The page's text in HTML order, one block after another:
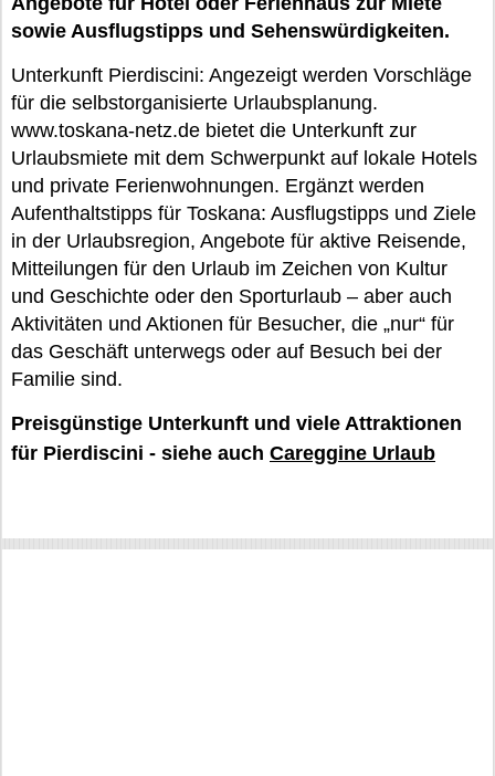
sowie Ausflugstipps und Sehenswürdigkeiten.
Unterkunft Pierdiscini: Angezeigt werden Vorschläge
für die selbstorganisierte Urlaubsplanung.
www.toskana-netz.de bietet die Unterkunft zur
Urlaubsmiete mit dem Schwerpunkt auf lokale Hotels
und private Ferienwohnungen. Ergänzt werden
Aufenthaltstipps für Toskana: Ausflugstipps und Ziele
in der Urlaubsregion, Angebote für aktive Reisende,
Mitteilungen für den Urlaub im Zeichen von Kultur
und Geschichte oder den Sporturlaub – aber auch
Aktivitäten und Aktionen für Besucher, die „nur“ für
das Geschäft unterwegs oder auf Besuch bei der
Familie sind.
Preisgünstige Unterkunft und viele Attraktionen
für Pierdiscini - siehe auch Careggine Urlaub